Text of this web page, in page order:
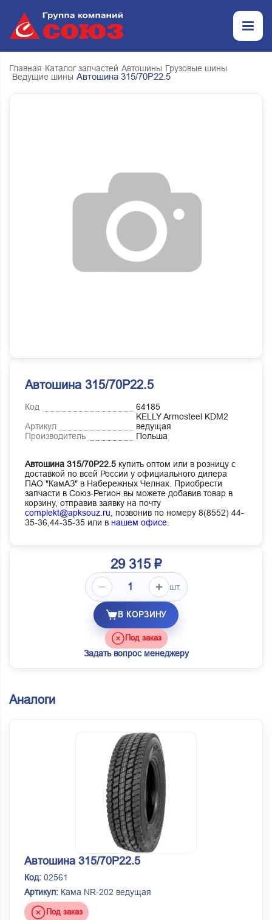
Главная Каталог запчастей Автошины Грузовые шины
Ведущие шины Автошина 315/70Р22.5
Автошина 315/70Р22.5
Код
64185
Артикул
KELLY Armosteel KDM2
ведущая
Производитель
Польша
Автошина 315/70Р22.5 купить оптом или в розницу с
доставкой по всей России у официального дилера
ПАО "КамАЗ" в Набережных Челнах. Приобрести
запчасти в Союз-Регион вы можете добавив товар в
корзину, отправив заявку на почту
complekt@apksouz.ru,
позвонив по номеру 8(8552) 44-
35-36,44-35-35 или в нашем офисе
29 315 ₽
шт.
В КОРЗИНУ
Под заказ
Задать вопрос менеджеру
Аналоги
Автошина 315/70Р22.5
Код: 02561
Артикул: Кама NR-202 ведущая
Под заказ